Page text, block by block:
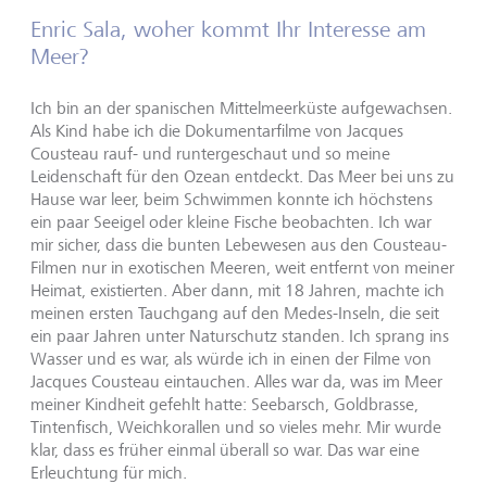
Enric Sala, woher kommt Ihr Interesse am
Meer?
Ich bin an der spanischen Mittelmeerküste aufgewachsen.
Als Kind habe ich die Dokumentarfilme von Jacques
Cousteau rauf- und runtergeschaut und so meine
Leidenschaft für den Ozean entdeckt. Das Meer bei uns zu
Hause war leer, beim Schwimmen konnte ich höchstens
ein paar Seeigel oder kleine Fische beobachten. Ich war
mir sicher, dass die bunten Lebewesen aus den Cousteau-
Filmen nur in exotischen Meeren, weit entfernt von meiner
Heimat, existierten. Aber dann, mit 18 Jahren, machte ich
meinen ersten Tauchgang auf den Medes-Inseln, die seit
ein paar Jahren unter Naturschutz standen. Ich sprang ins
Wasser und es war, als würde ich in einen der Filme von
Jacques Cousteau eintauchen. Alles war da, was im Meer
meiner Kindheit gefehlt hatte: Seebarsch, Goldbrasse,
Tintenfisch, Weichkorallen und so vieles mehr. Mir wurde
klar, dass es früher einmal überall so war. Das war eine
Erleuchtung für mich.